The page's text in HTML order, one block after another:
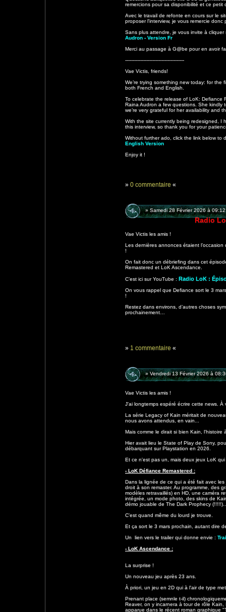
remercions pour sa disponibilité et ce petit
Avec le travail de refonte en cours sur le
proposer l'interview, je vous remercie donc
Sans plus attendre, je vous invite à
Audron - Version Fr
Merci au passage à G@be pour en avoir
---------------------------------------
Vae Victis, friends!
We’re trying something new today: for the
both French and English.
To celebrate the release of LoK: Defiance
Raina Audron a few questions. She kindly
we’re very grateful for her availability and
With the site currently being redesigned, I
this interview, so thank you for your
Without further ado, click the link below to
English Version
Enjoy it !
» 0 commentaire «
» Samedi 28 Février 2026 à
Radio
Vae Victis les amis !
Les dernières annonces étaient
!
On fait donc un débriefing dans cet
Remastered et LoK Ascendance.
C’est ici sur YouTube : Radio LoK :
On vous rappel que Defiance sort le 3
!
Restez dans environs, d’autres choses
prochainement…
» 1 commentaire «
» Vendredi 13 Février 2026 à
Vae Victis les amis !
J'ai longtemps espéré écrire cette news. À
La série Legacy of Kain méritait de
nous avons attendus, en vain...
Mais comme le dirait si bien Kain, l'histoire
Hier avait lieu le State of Play de Sony,
débarquant sur Playstation en 2026.
Et ce n'est pas un, mais deux jeux LoK
- LoK Défiance Remastered :
Dans la lignée de ce qui a été fait avec
droit à son remaster. Au programme, des
modèles retravaillés) en HD, une caméra
intégrée, un mode photo, des skins de
démo jouable de The Dark Prophecy
C'est quand même du lourd je trouve.
Et ça sort le 3 mars prochain, autant dire
Un lien vers le trailer qui donne envie :
- LoK Ascendance :
La surprise !
Un nouveau jeu après 23 ans.
À priori, un jeu en 2D qui à l'air de type
Prenant place (semnle t-il)
Reaver, on y incarnera à tour de rôle
apparue dans le récent roman graphique